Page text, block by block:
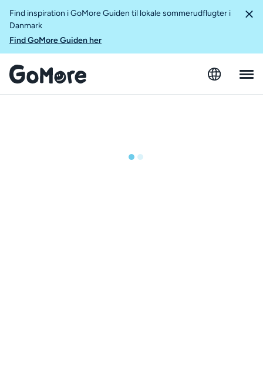
Find inspiration i GoMore Guiden til lokale sommerudflugter i
Danmark
Find GoMore Guiden her